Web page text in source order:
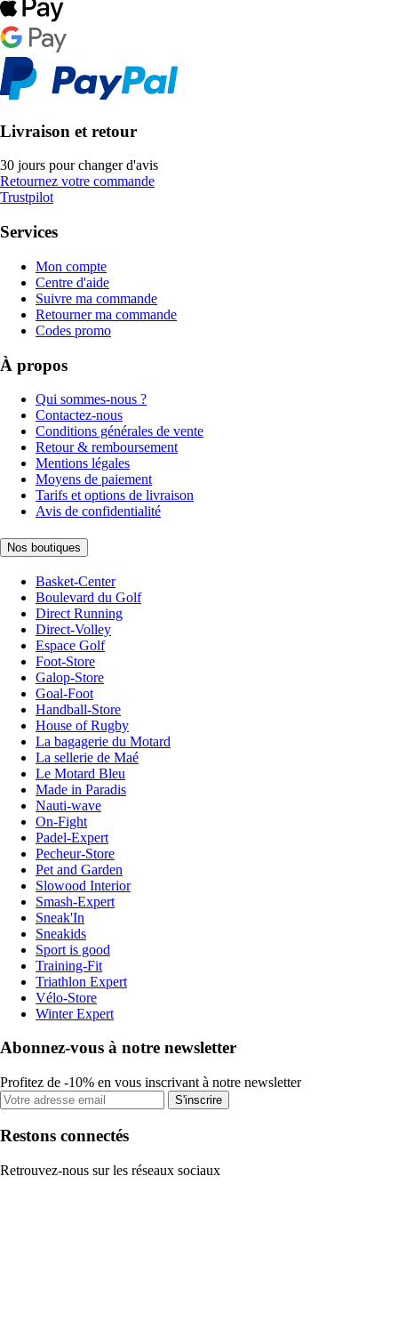
Livraison et retour
30 jours pour changer d'avis
Retournez votre commande
Trustpilot
Services
Mon compte
Centre d'aide
Suivre ma commande
Retourner ma commande
Codes promo
À propos
Qui sommes-nous ?
Contactez-nous
Conditions générales de vente
Retour & remboursement
Mentions légales
Moyens de paiement
Tarifs et options de livraison
Avis de confidentialité
Nos boutiques
Basket-Center
Boulevard du Golf
Direct Running
Direct-Volley
Espace Golf
Foot-Store
Galop-Store
Goal-Foot
Handball-Store
House of Rugby
La bagagerie du Motard
La sellerie de Maé
Le Motard Bleu
Made in Paradis
Nauti-wave
On-Fight
Padel-Expert
Pecheur-Store
Pet and Garden
Slowood Interior
Smash-Expert
Sneak'In
Sneakids
Sport is good
Training-Fit
Triathlon Expert
Vélo-Store
Winter Expert
Abonnez-vous à notre newsletter
Profitez de -10% en vous inscrivant à notre newsletter
S'inscrire
Restons connectés
Retrouvez-nous sur les réseaux sociaux